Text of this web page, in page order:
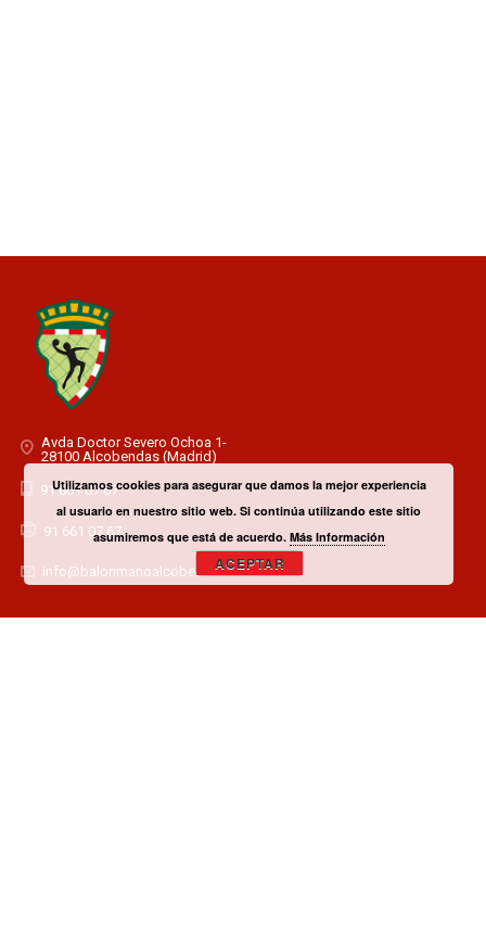
Avda Doctor Severo Ochoa 1-
28100 Alcobendas (Madrid)
91 661 07 67
91 661 07 67
info@balonmanoalcobendas.es
Utilizamos cookies para asegurar que damos la mejor experiencia
al usuario en nuestro sitio web. Si continúa utilizando este sitio
asumiremos que está de acuerdo. Más Información
ACEPTAR